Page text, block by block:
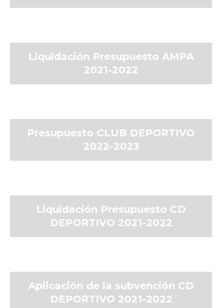
Liquidación Presupuesto AMPA
2021-2022
Presupuesto CLUB DEPORTIVO
2022-2023
Liquidación Presupuesto CD
DEPORTIVO 2021-2022
Aplicación de la subvención CD
DEPORTIVO 2021-2022